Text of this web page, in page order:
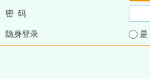
密 码
隐身登录